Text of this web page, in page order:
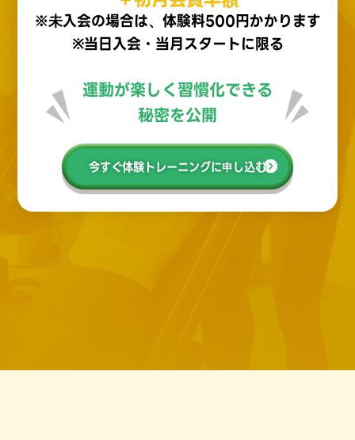
※未入会の場合は、体験料500円かかります
※当日入会・当月スタートに限る
運動が楽しく習慣化できる
秘密を公開
今すぐ体験トレーニングに申し込む